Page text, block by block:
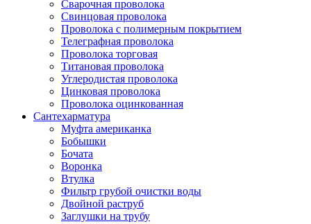
Сварочная проволока
Свинцовая проволока
Проволока с полимерным покрытием
Телеграфная проволока
Проволока торговая
Титановая проволока
Углеродистая проволока
Цинковая проволока
Проволока оцинкованная
Сантехарматура
Муфта американка
Бобышки
Бочата
Воронка
Втулка
Фильтр грубой очистки воды
Двойной раструб
Заглушки на трубу